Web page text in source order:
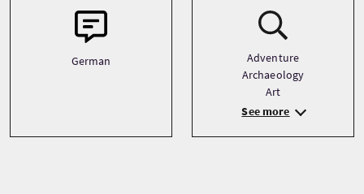
German
Adventure
Archaeology
Art
See more